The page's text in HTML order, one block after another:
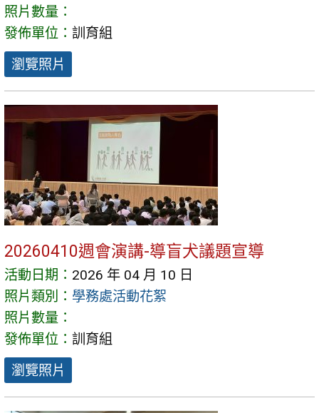
照片數量：
發佈單位： 訓育組
瀏覽照片
20260410週會演講-導盲犬議題宣導
活動日期： 2026 年 04 月 10 日
照片類別： 學務處活動花絮
照片數量：
發佈單位： 訓育組
瀏覽照片